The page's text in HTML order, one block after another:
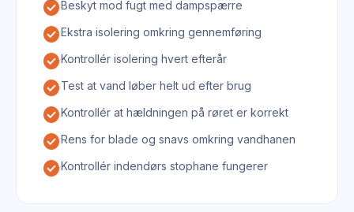
check_circleBeskyt mod fugt med dampspærre
check_circleEkstra isolering omkring gennemføring
check_circleKontrollér isolering hvert efterår
check_circleTest at vand løber helt ud efter brug
check_circleKontrollér at hældningen på røret er korrekt
check_circleRens for blade og snavs omkring vandhanen
check_circleKontrollér indendørs stophane fungerer